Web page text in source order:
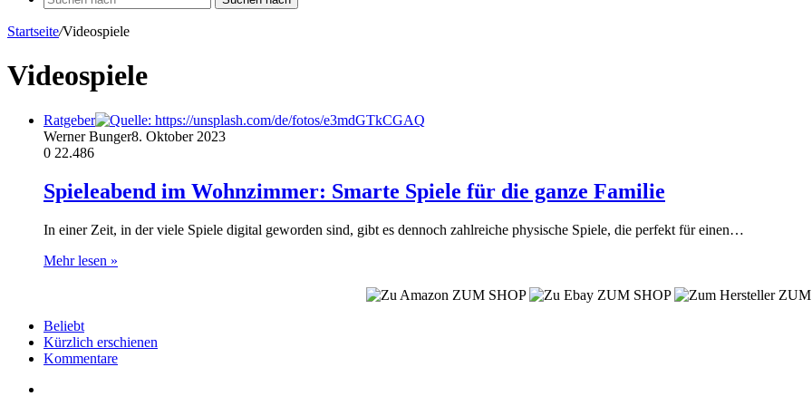
Startseite/Videospiele
Videospiele
Ratgeber
Werner Bunger8. Oktober 2023
0 22.486
Spieleabend im Wohnzimmer: Smarte Spiele für die ganze Familie
In einer Zeit, in der viele Spiele digital geworden sind, gibt es dennoch zahlreiche physische Spiele, die perfekt für einen…
Mehr lesen »
ZUM SHOP ZUM SHOP
Beliebt
Kürzlich erschienen
Kommentare